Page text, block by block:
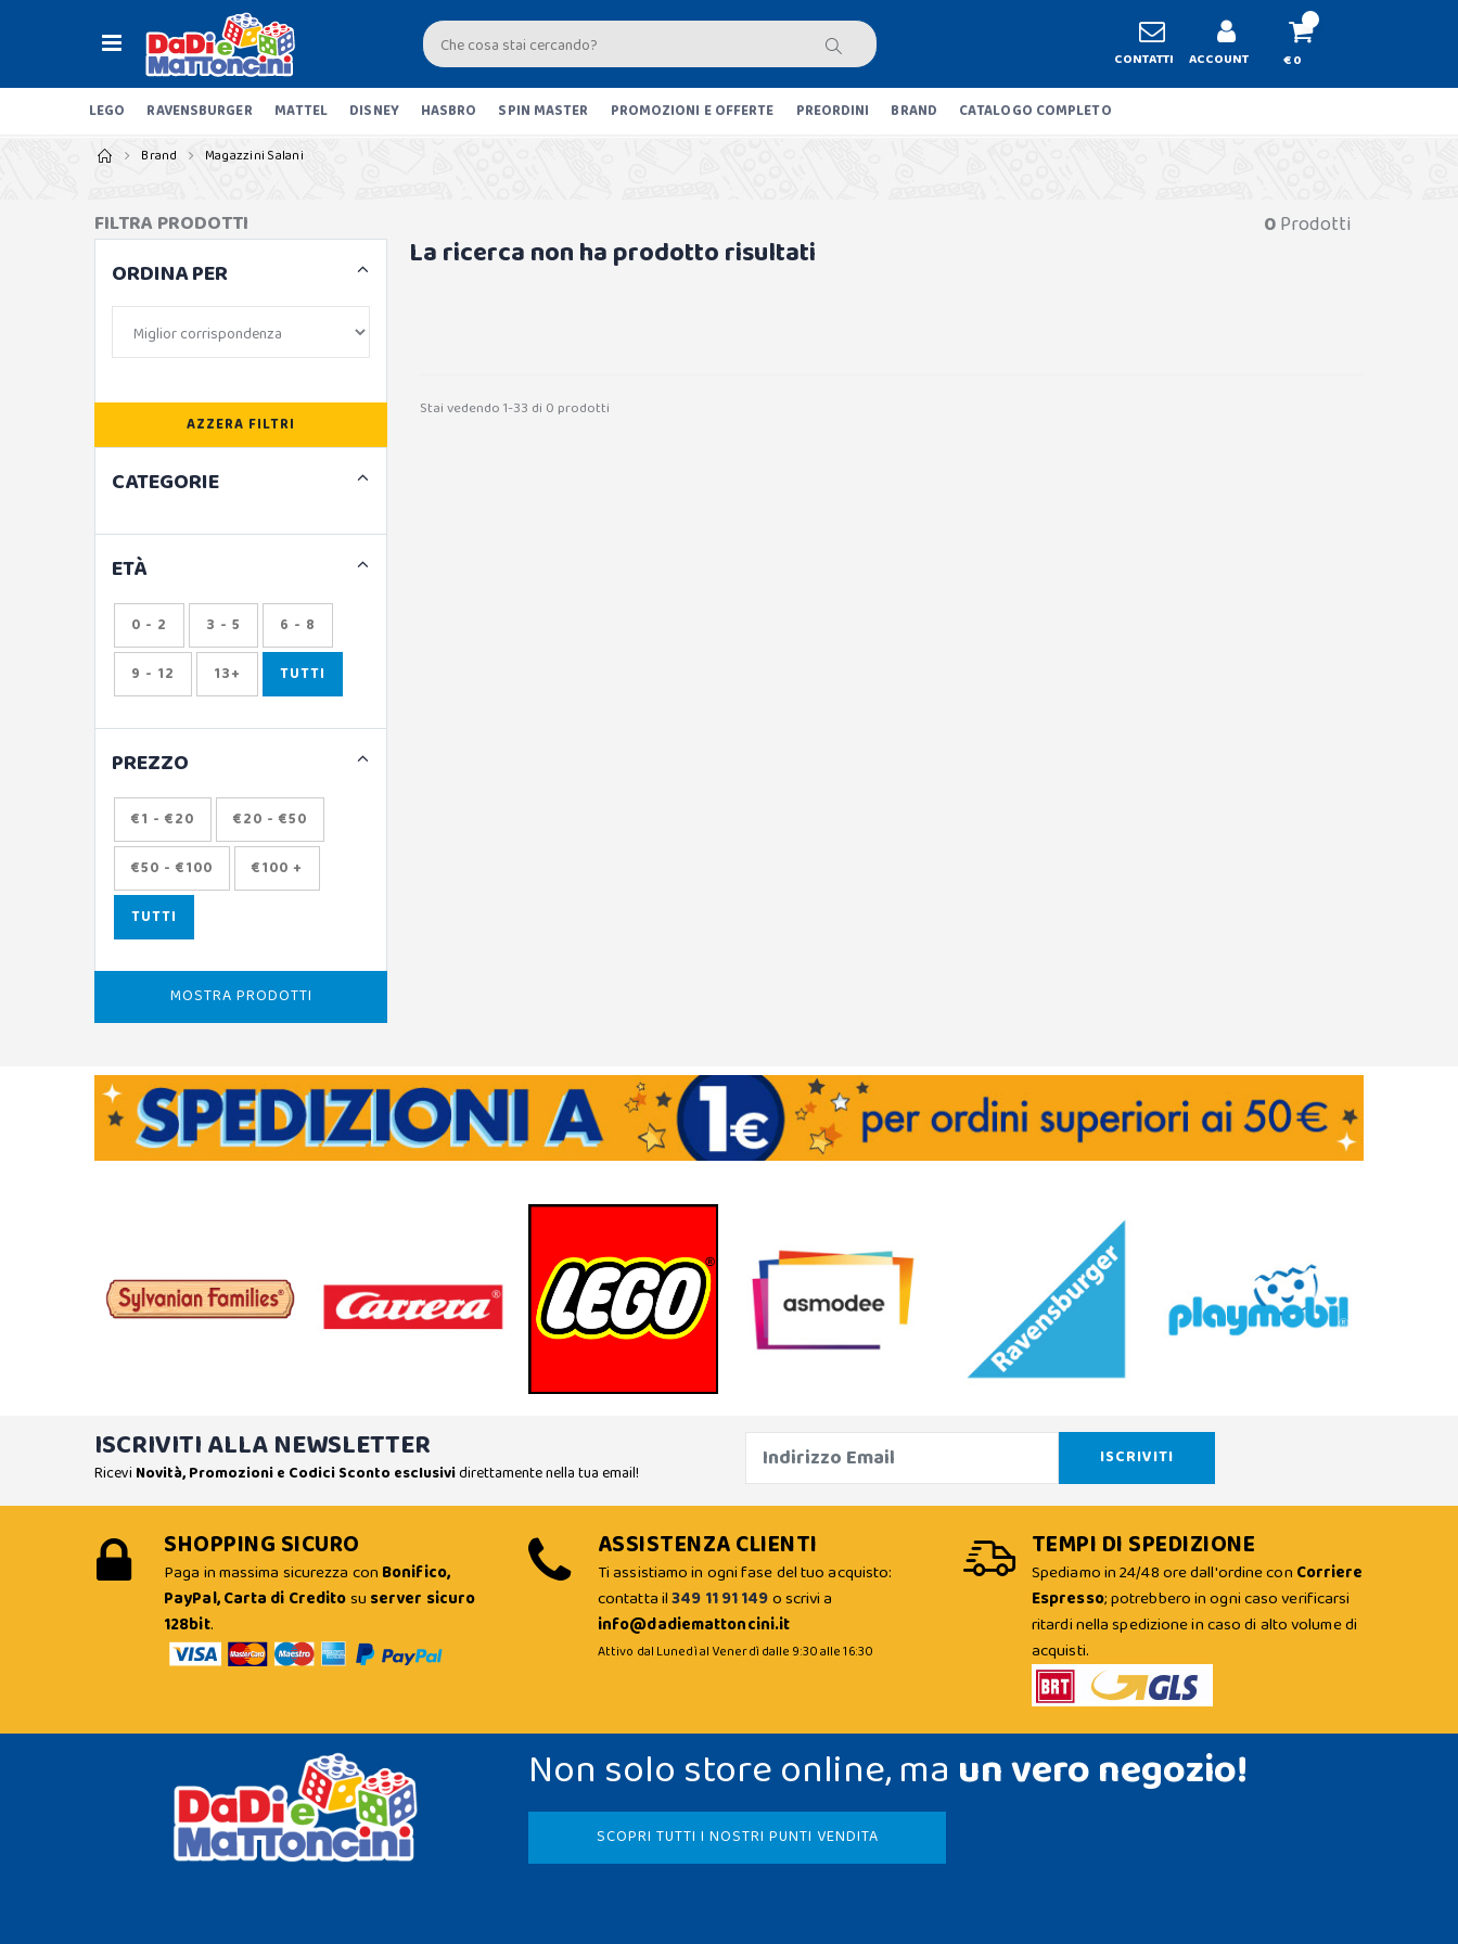
CONTATTI ACCOUNT € 0
LEGO RAVENSBURGER MATTEL DISNEY HASBRO SPIN MASTER PROMOZIONI E OFFERTE PREORDINI BRAND CATALOGO COMPLETO
Brand Magazzini Salani
0Prodotti
La ricerca non ha prodotto risultati
Stai vedendo 1-33 di 0 prodotti
FILTRA PRODOTTI
ORDINA PER
AZZERA FILTRI
CATEGORIE
ETÀ
0 - 2 3 - 5 6 - 8
9 - 12 13+ TUTTI
PREZZO
€1 - €20 €20 - €50
€50 - €100 €100 +
TUTTI
MOSTRA PRODOTTI
ISCRIVITI ALLA NEWSLETTER
Ricevi Novità, Promozioni e Codici Sconto esclusividirettamente nella tua email!
SHOPPING SICURO
Paga in massima sicurezza con Bonifico,
PayPal, Carta di Creditosu server sicuro
128bit.
ASSISTENZA CLIENTI
Ti assistiamo in ogni fase del tuo acquisto:
contatta il349 11 91 149o scrivi a
info@dadiemattoncini.it
Attivo dal Lunedì al Venerdì dalle 9:30 alle 16:30
TEMPI DI SPEDIZIONE
Spediamo in 24/48 ore dall'ordine con Corriere
Espresso; potrebbero in ogni caso verificarsi
ritardi nella spedizione in caso di alto volume di
acquisti.
Non solo store online, ma un vero negozio!
SCOPRI TUTTI I NOSTRI PUNTI VENDITA